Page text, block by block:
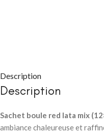
Description
Description
Sachet boule red lata mix
ambiance chaleureuse et